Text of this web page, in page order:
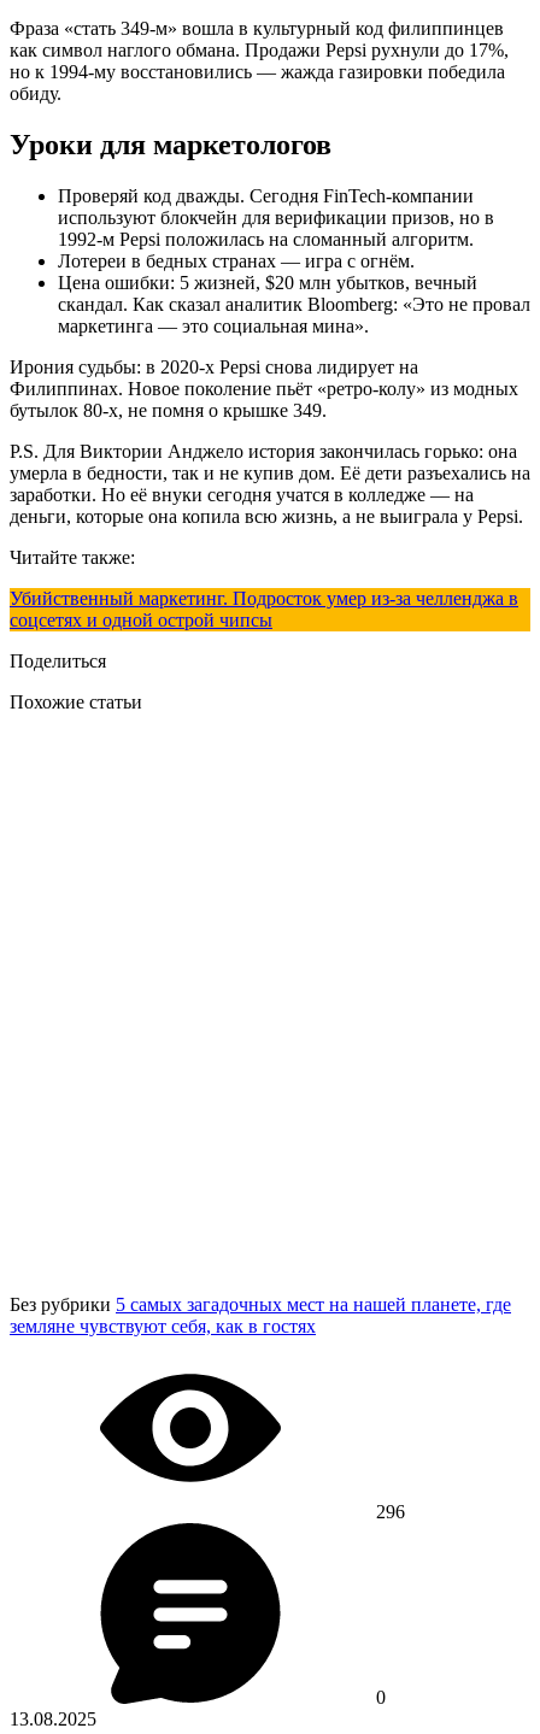
Фраза «стать 349-м» вошла в культурный код филиппинцев
как символ наглого обмана. Продажи Pepsi рухнули до 17%,
но к 1994-му восстановились — жажда газировки победила
обиду.
Уроки для маркетологов
Проверяй код дважды. Сегодня FinTech-компании
используют блокчейн для верификации призов, но в
1992-м Pepsi положилась на сломанный алгоритм.
Лотереи в бедных странах — игра с огнём.
Цена ошибки: 5 жизней, $20 млн убытков, вечный
скандал. Как сказал аналитик Bloomberg: «Это не провал
маркетинга — это социальная мина».
Ирония судьбы: в 2020-х Pepsi снова лидирует на
Филиппинах. Новое поколение пьёт «ретро-колу» из модных
бутылок 80-х, не помня о крышке 349.
P.S. Для Виктории Анджело история закончилась горько: она
умерла в бедности, так и не купив дом. Её дети разъехались на
заработки. Но её внуки сегодня учатся в колледже — на
деньги, которые она копила всю жизнь, а не выиграла у Pepsi.
Читайте также:
Убийственный маркетинг. Подросток умер из-за челленджа в
соцсетях и одной острой чипсы
Поделиться
Похожие статьи
Без рубрики 5 самых загадочных мест на нашей планете, где
земляне чувствуют себя, как в гостях
296
0
13.08.2025